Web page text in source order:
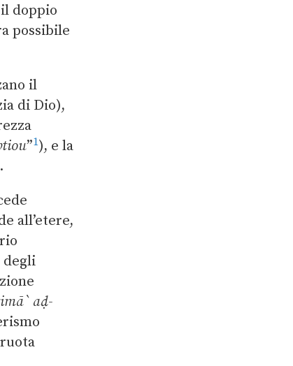
doppio
possibile
il
di Dio),
”1), e la
all’etere,
degli
aḍ-